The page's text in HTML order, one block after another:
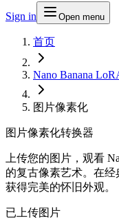
Sign in
Open menu
首页
Nano Banana
图片像素化
图片像素化转换器
上传您的图片，观看
的复古像素艺术。在经
获得完美的怀旧外观。
已上传图片